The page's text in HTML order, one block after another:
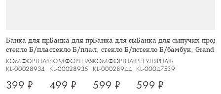
Банка для продуктов, 550 мл,
стекло Б/пластик, Special
КОМФОРТНАЯ КУХНЯ
KL-00028934
399 ₽
Банка для продуктов, 800 мл,
стекло Б/пластик, Special
КОМФОРТНАЯ КУХНЯ
KL-00028935
499 ₽
Банка для сыпучих продуктов, 1,1
л, стекло Б/пластик, Special
КОМФОРТНАЯ КУХНЯ
KL-00028944
599 ₽
Банка для сыпучих
стекло Б/бамбук, Grand
РЕГУЛЯРНАЯ
KL-00047539
599 ₽